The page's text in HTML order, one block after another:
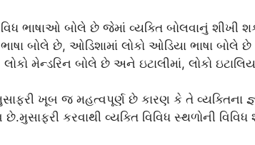
ભાષાઓ બોલે છે જેમાં વ્યક્તિ બોલવાનું શીખી
બોલે છે, ઓડિશામાં લોકો ઓડિયા ભાષા
લોકો મેન્ડરિન બોલે છે અને ઇટાલીમાં, લોકો
ખૂબ જ મહત્વપૂર્ણ છે કારણ કે તે વ્યક્તિના
કરવાથી વ્યક્તિ વિવિધ સ્થળોની